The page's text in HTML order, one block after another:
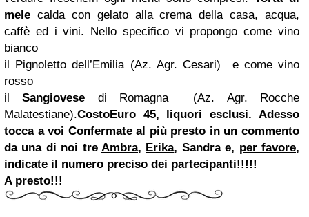
mele calda con gelato alla crema della casa, acqua,
caffè ed i vini. Nello specifico vi propongo come vino
bianco
il Pignoletto dell’Emilia (Az. Agr. Cesari) e come vino
rosso
ilSangiovese di Romagna (Az. Agr. Rocche
Malatestiane).CostoEuro 45, liquori esclusi. Adesso
tocca a voi Confermate al più presto in un commento
da una di noi tre Ambra, Erika, Sandrae, per favore,
indicate il numero preciso dei partecipanti!!!!!
A presto!!!